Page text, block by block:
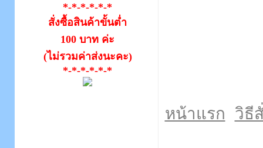
*-*-*-*-*-*
สั่งซื้อสินค้าขั้นต่ำ
100 บาท ค่ะ
(ไม่รวมค่าส่งนะคะ)
*-*-*-*-*-*
หน้าแรก วิธี